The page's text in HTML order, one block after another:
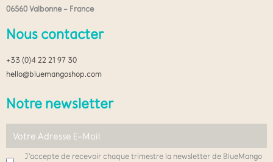
06560 Valbonne – France
Nous contacter
+33 (0)4 22 21 97 30
hello@bluemangoshop.com
Notre newsletter
J'accepte de recevoir chaque trimestre la newsletter de BlueMango